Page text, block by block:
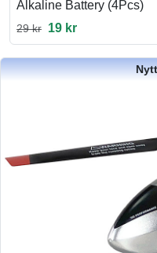
Alkaline Battery (4Pcs)
29 kr 19 kr